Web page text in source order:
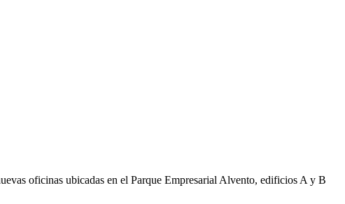
oficinas ubicadas en el Parque Empresarial Alvento, edificios A y B